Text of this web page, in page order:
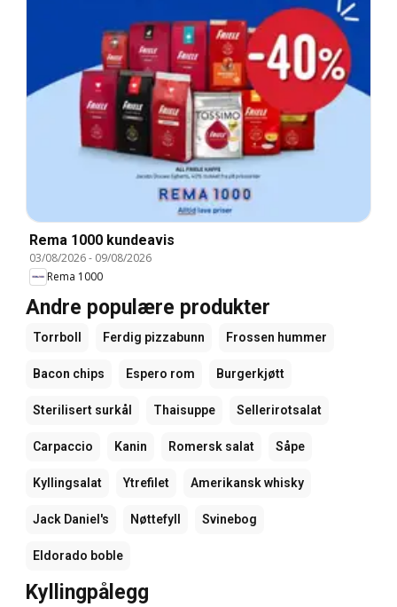
Rema 1000 kundeavis
03/08/2026- 09/08/2026
Rema 1000
Andre populære produkter
Torrboll Ferdig pizzabunn Frossen hummer
Bacon chips Espero rom Burgerkjøtt
Sterilisert surkål Thaisuppe Sellerirotsalat
Carpaccio Kanin Romersk salat Såpe
Kyllingsalat Ytrefilet Amerikansk whisky
Jack Daniel's Nøttefyll Svinebog
Eldorado boble
Kyllingpålegg